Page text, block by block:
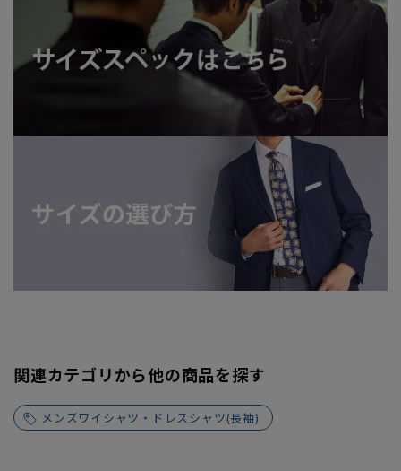
関連カテゴリから他の商品を探す
メンズワイシャツ・ドレスシャツ(長袖)